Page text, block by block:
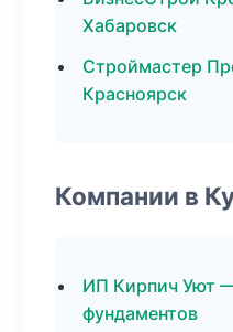
Хабаровск
Строймастер
Красноярск
Компании в
ИП Кирпич Уют
фундаментов